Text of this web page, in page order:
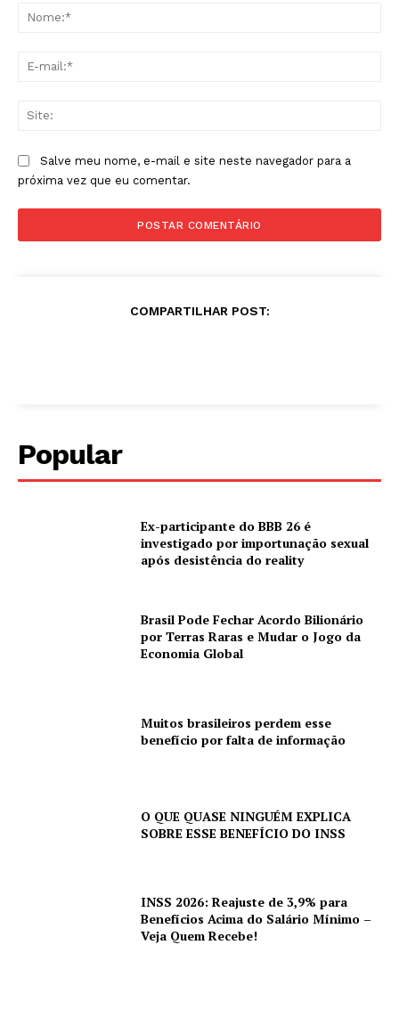
Salve meu nome, e-mail e site neste navegador para a
próxima vez que eu comentar.
COMPARTILHAR POST:
Popular
Ex-participante do BBB 26 é
investigado por importunação sexual
após desistência do reality
Brasil Pode Fechar Acordo Bilionário
por Terras Raras e Mudar o Jogo da
Economia Global
Muitos brasileiros perdem esse
benefício por falta de informação
O QUE QUASE NINGUÉM EXPLICA
SOBRE ESSE BENEFÍCIO DO INSS
INSS 2026: Reajuste de 3,9% para
Benefícios Acima do Salário Mínimo –
Veja Quem Recebe!